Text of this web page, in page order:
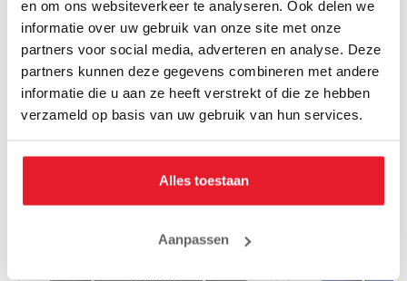
en om ons websiteverkeer te analyseren. Ook delen we
informatie over uw gebruik van onze site met onze
partners voor social media, adverteren en analyse. Deze
partners kunnen deze gegevens combineren met andere
informatie die u aan ze heeft verstrekt of die ze hebben
verzameld op basis van uw gebruik van hun services.
Alles toestaan
Aanpassen
€41.99